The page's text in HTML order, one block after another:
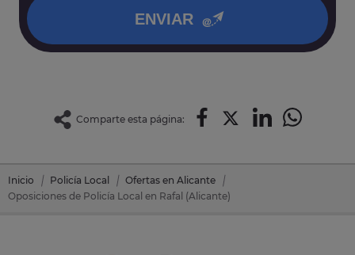
ENVIAR
Comparte esta página:
Inicio Policía Local
Ofertas en Alicante
Oposiciones de Policía Local en Rafal (Alicante)